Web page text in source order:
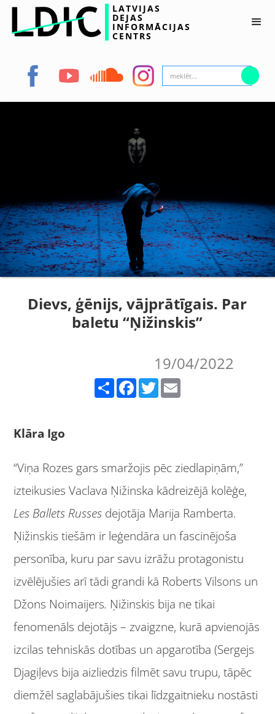
LATVIJAS
DEJAS
INFORMĀCIJAS
CENTRS
Dievs, ģēnijs, vājprātīgais. Par
baletu “Ņižinskis”
19/04/2022
Facebook Twitter
Klāra Igo
“Viņa Rozes gars smaržojis pēc ziedlapiņām,”
izteikusies Vaclava Ņižinska kādreizējā kolēģe,
Les Ballets Russes dejotāja Marija Ramberta.
Ņižinskis tiešām ir leģendāra un fascinējoša
personība, kuru par savu izrāžu protagonistu
izvēlējušies arī tādi grandi kā Roberts Vilsons un
Džons Noimaijers. Ņižinskis bija ne tikai
fenomenāls dejotājs – zvaigzne, kurā apvienojās
izcilas tehniskās dotības un apgarotība (Sergejs
Djagiļevs bija aizliedzis filmēt savu trupu, tāpēc
diemžēl saglabājušies tikai līdzgaitnieku nostāsti